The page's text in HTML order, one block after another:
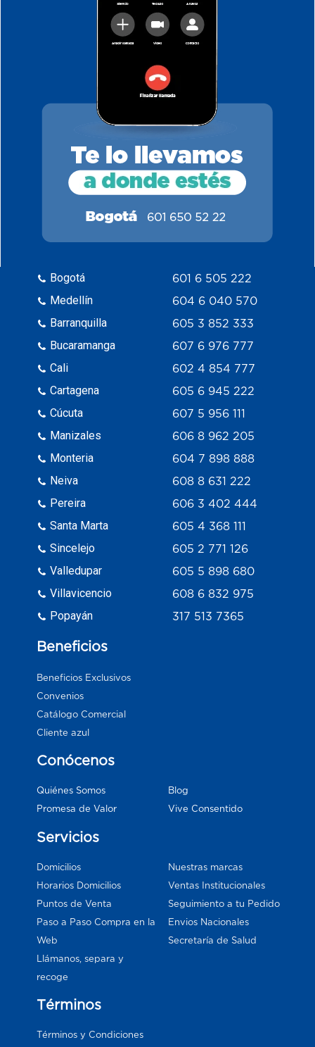
Bogotá
Medellín
Barranquilla
Bucaramanga
Cali
Cartagena
Cúcuta
Manizales
Monteria
Neiva
Pereira
Santa Marta
Sincelejo
Valledupar
Villavicencio
Popayán
601 6 505 222
604 6 040 570
605 3 852 333
607 6 976 777
602 4 854 777
605 6 945 222
607 5 956 111
606 8 962 205
604 7 898 888
608 8 631 222
606 3 402 444
605 4 368 111
605 2 771 126
605 5 898 680
608 6 832 975
317 513 7365
Beneficios
Beneficios Exclusivos
Convenios
Catálogo Comercial
Cliente azul
Conócenos
Quiénes Somos
Promesa de Valor
Blog
Vive Consentido
Servicios
Domicilios
Horarios Domicilios
Puntos de Venta
Paso a Paso Compra en la
Web
Llámanos, separa y
recoge
Nuestras marcas
Ventas Institucionales
Seguimiento a tu Pedido
Envios Nacionales
Secretaría de Salud
Términos
Términos y Condiciones